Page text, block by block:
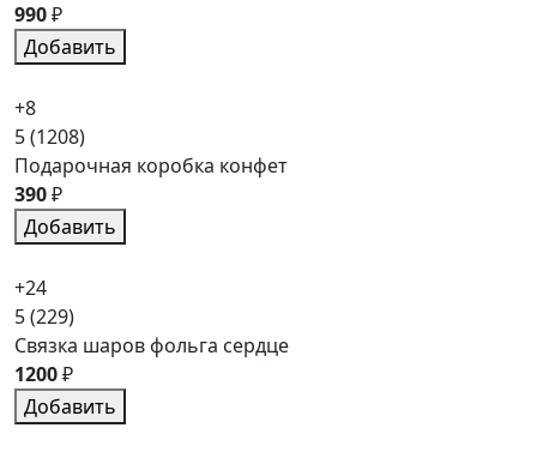
990₽
Добавить
+8
5(1208)
Подарочная коробка конфет
390₽
Добавить
+24
5(229)
Связка шаров фольга сердце
1200₽
Добавить